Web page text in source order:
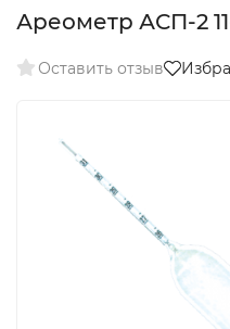
Ареометр АСП-2
Оставить отзыв